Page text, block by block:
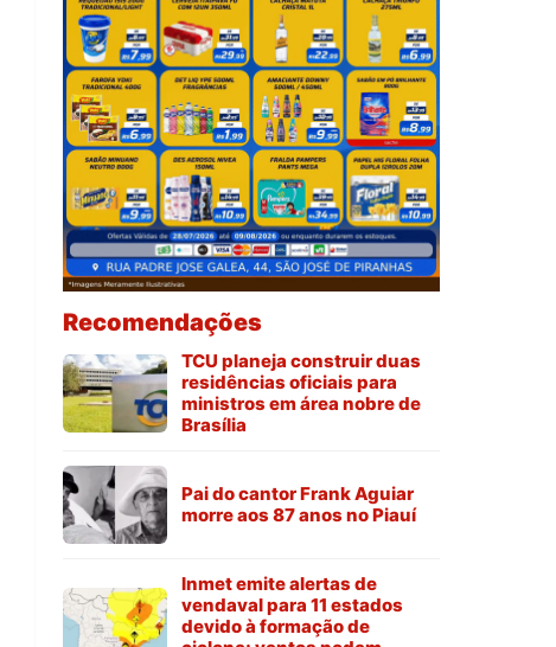
Recomendações
TCU planeja construir duas
residências oficiais para
ministros em área nobre de
Brasília
Pai do cantor Frank Aguiar
morre aos 87 anos no Piauí
Inmet emite alertas de
vendaval para 11 estados
devido à formação de